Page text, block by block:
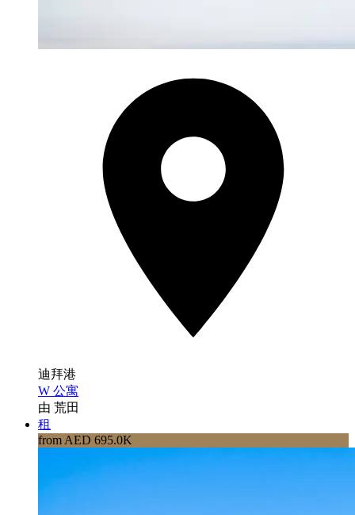
迪拜港
W 公寓
由 荒田
租
from AED 695.0K